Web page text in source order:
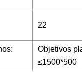
22
Objetivos
≤1500*500